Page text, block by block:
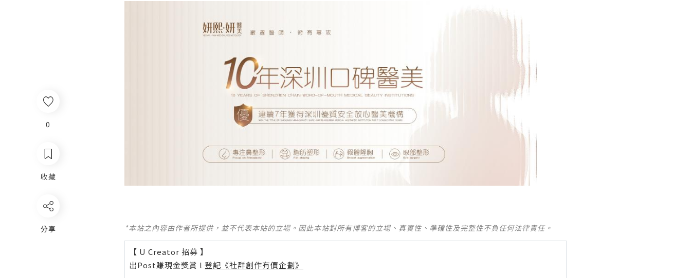
0
收藏
分享 *本站之內容由作者所提供，並不代表本站的立場。因此本站對所有博客的立場、真實性、準確性及完整性不負任何法律責任。
【 U Creator 招募 】
出Post賺現金獎賞 l 登記《社群創作有價企劃》